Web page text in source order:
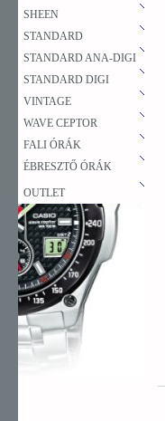
SHEEN
STANDARD
STANDARD ANA-DIGI
STANDARD DIGI
VINTAGE
WAVE CEPTOR
FALI ÓRÁK
ÉBRESZTŐ ÓRÁK
OUTLET